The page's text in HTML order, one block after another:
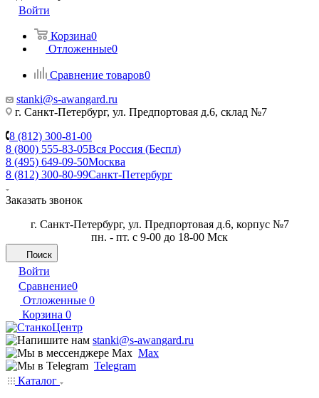
Войти
Корзина0
Отложенные0
Сравнение товаров0
stanki@s-awangard.ru
г. Санкт-Петербург, ул. Предпортовая д.6, склад №7
8 (812) 300-81-00
8 (800) 555-83-05Вся Россия (Беспл)
8 (495) 649-09-50Москва
8 (812) 300-80-99Санкт-Петербург
Заказать звонок
г. Санкт-Петербург, ул. Предпортовая д.6, корпус №7
пн. - пт. с 9-00 до 18-00 Мск
Поиск
Войти
Сравнение0
Отложенные 0
Корзина 0
stanki@s-awangard.ru
Max
Telegram
Каталог